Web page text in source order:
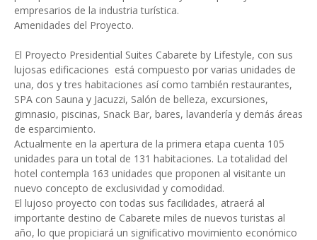
empresarios de la industria turística.
Amenidades del Proyecto.
El Proyecto Presidential Suites Cabarete by Lifestyle, con sus
lujosas edificaciones está compuesto por varias unidades de
una, dos y tres habitaciones así como también restaurantes,
SPA con Sauna y Jacuzzi, Salón de belleza, excursiones,
gimnasio, piscinas, Snack Bar, bares, lavandería y demás áreas
de esparcimiento.
Actualmente en la apertura de la primera etapa cuenta 105
unidades para un total de 131 habitaciones. La totalidad del
hotel contempla 163 unidades que proponen al visitante un
nuevo concepto de exclusividad y comodidad.
El lujoso proyecto con todas sus facilidades, atraerá al
importante destino de Cabarete miles de nuevos turistas al
año, lo que propiciará un significativo movimiento económico